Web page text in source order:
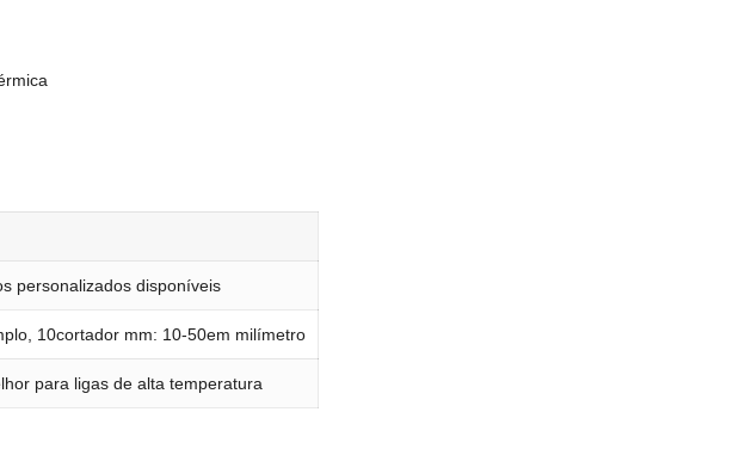
personalizados disponíveis
10cortador mm: 10-50em milímetro
para ligas de alta temperatura